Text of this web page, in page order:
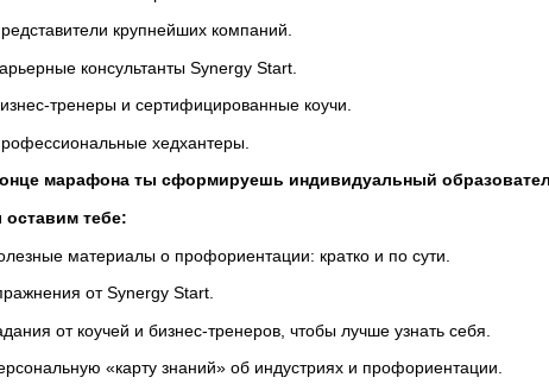
крупнейших компаний.
консультанты Synergy Start.
тренеры и сертифицированные коучи.
хедхантеры.
марафона ты сформируешь индивидуальный
тебе:
материалы о профориентации: кратко и по сути.
от Synergy Start.
от коучей и бизнес-тренеров, чтобы лучше узнать себя.
«карту знаний» об индустриях и профориентации.